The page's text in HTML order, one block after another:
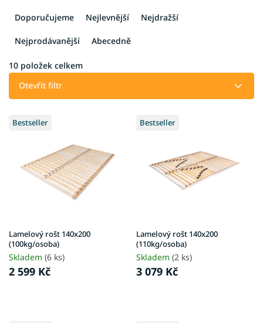
í
d
Doporučujeme Nejlevnější Nejdražší
Nejprodávanější Abecedně
10 položek celkem
Otevřít filtr
V
ý
u
k
t
ů
Bestseller
Lamelový rošt 140x200
(100kg/osoba)
Skladem (6 ks)
2 599 Kč
Bestseller
Lamelový rošt 140x200
(110kg/osoba)
Skladem (2 ks)
3 079 Kč